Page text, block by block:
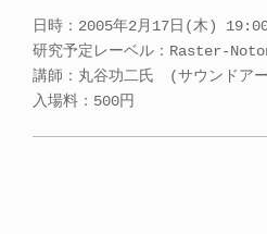
日時：2005年2月17日(木)
研究予定レーベル：Raster-
講師：丸谷功二氏 (サウンド
入場料：500円